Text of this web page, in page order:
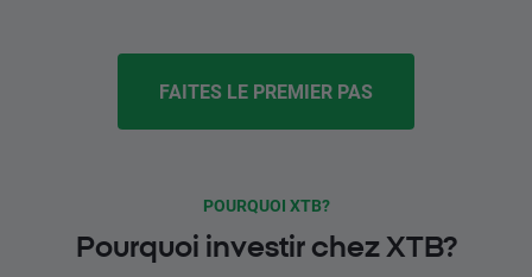
FAITES LE PREMIER PAS
POURQUOI XTB?
Pourquoi investir chez XTB?